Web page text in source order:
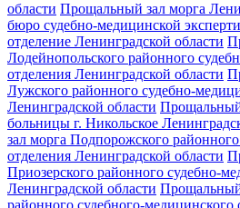
области Прощальный зал морга
бюро судебно-медицинской
отделение Ленинградской области
Лодейнопольского районного
отделения Ленинградской области
Лужского районного судебно-
Ленинградской области Прощальный
больницы г. Никольское
зал морга Подпорожского
отделения Ленинградской области
Приозерского районного судебно-
Ленинградской области Прощальный
районного судебного-медицинского